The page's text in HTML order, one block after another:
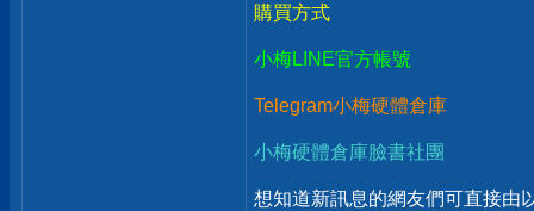
購買方式
小梅LINE官方帳號
Telegram小梅硬體倉庫
小梅硬體倉庫臉書社團
想知道新訊息的網友們可直接由